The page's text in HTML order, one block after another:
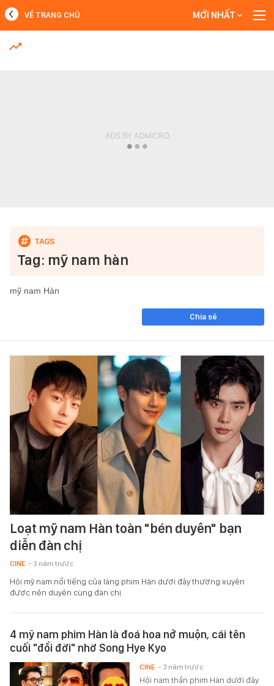
MỚI NHẤT
VỀ TRANG CHỦ MỚI NHẤT
Tag: mỹ nam hàn
mỹ nam Hàn
Chia sẻ
Loạt mỹ nam Hàn toàn "bén duyên" bạn
diễn đàn chị
CINE - 3 năm trước
Hội mỹ nam nổi tiếng của làng phim Hàn dưới đây thường xuyên
được nên duyên cùng đàn chị.
4 mỹ nam phim Hàn là đoá hoa nở muộn, cái tên
cuối "đổi đời" nhờ Song Hye Kyo
Hội nam thần phim Hàn dưới đây
CINE - 3 năm trước